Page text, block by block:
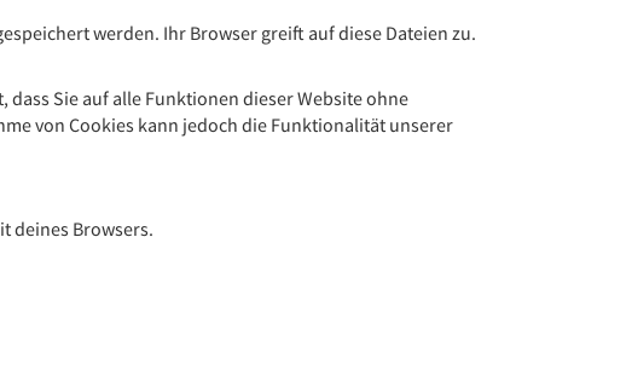
werden. Ihr Browser greift auf diese Dateien zu.
Sie auf alle Funktionen dieser Website ohne
von Cookies kann jedoch die Funktionalität unserer
deines Browsers.